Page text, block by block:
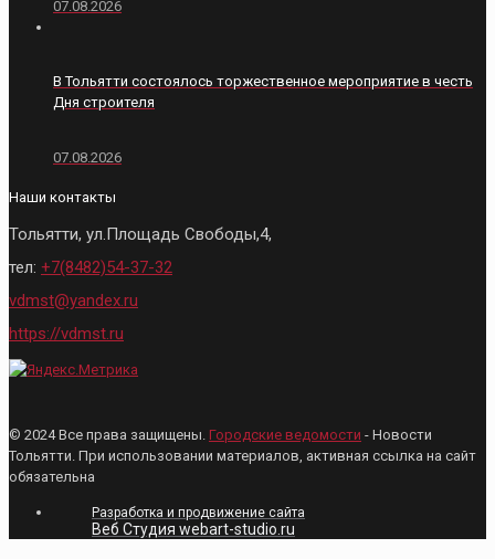
07.08.2026
В Тольятти состоялось торжественное мероприятие в честь
Дня строителя
07.08.2026
Наши контакты
Тольятти, ул.Площадь Свободы,4,
тел: +7(8482)54-37-32
vdmst@yandex.ru
https://vdmst.ru
© 2024 Все права защищены. Городские ведомости - Новости
Тольятти. При использовании материалов, активная ссылка на сайт
обязательна
Разработка и продвижение сайта
Веб Студия webart-studio.ru